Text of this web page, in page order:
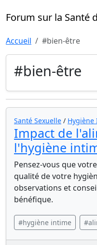
Forum sur la Santé
Accueil #bien-être
#bien-être
Santé Sexuelle /
Impact de
l'hygiène
Pensez-vous que
qualité de votre
observations et
bénéfique.
#hygiène intime